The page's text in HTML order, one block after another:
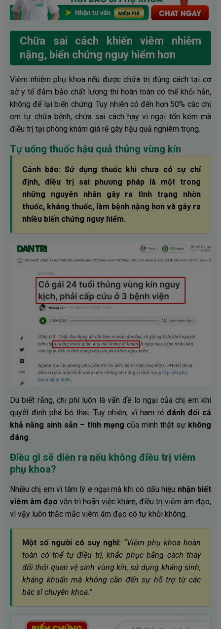
Chữa sai cách khiến viêm nhiễm
nặng, biến chứng nguy hiểm hơn
Viêm nhiễm phụ khoa nếu được chữa trị đúng cách tại cơ
sở y tế đảm bảo chất lượng thì hoàn toàn có thể khỏi hẳn,
không để lại biến chứng. Tuy nhiên có đến hơn 50% các chị
em tự chữa bệnh, chữa sai cách hay vì ngại tốn kém mà
điều trị tại phòng khám giá rẻ gây hậu quả nghiêm trọng.
Tự uống thuốc hậu quả thủng vùng kín
Cảnh báo: Sử dụng thuốc khi chưa có sự chỉ
định, điều trị sai phương pháp là một trong
những nguyên nhân gây ra tình trạng nhờn
thuốc, kháng thuốc, làm bệnh nặng hơn và gây ra
nhiều biến chứng nguy hiểm.
Dù biết rằng, chi phí luôn là vấn đề lo ngại của chị em khi
quyết định phá bỏ thai. Tuy nhiên, vì ham rẻ đánh đổi cả
khả năng sinh sản – tính mạng của mình thật sự không
đáng.
Điều gì sẽ diễn ra nếu không điều trị viêm
phụ khoa?
Nhiều chị em vì tâm lý e ngại mà khi có dấu hiệu nhận biết
viêm âm đạo vẫn trì hoãn việc khám, điều trị viêm âm đạo,
vì vậy luôn thắc mắc viêm âm đạo có tự khỏi không.
Một số người có suy nghĩ: “Viêm phụ khoa hoàn
toàn có thể tự điều trị, khắc phục bằng cách thay
đổi thói quen vệ sinh vùng kín, sử dụng kháng sinh,
kháng khuẩn mà không cần đến sự hỗ trợ từ các
bác sĩ chuyên khoa.”